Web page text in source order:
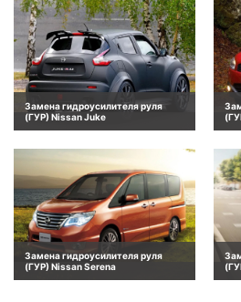
Замена гидроусилителя руля
(ГУР) Nissan Juke
Замена гидроусилителя руля
(ГУР) Nissan Serena